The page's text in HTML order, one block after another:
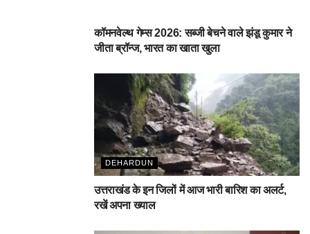
कॉमनवेल्थ गेम्स 2026: सब्जी बेचने वाले झंडू कुमार ने
जीता ब्रॉन्ज, भारत का खाता खुला
DEHARDUN
उत्तराखंड के इन जिलों में आज भारी बारिश का अलर्ट,
रखें अपना ख्याल